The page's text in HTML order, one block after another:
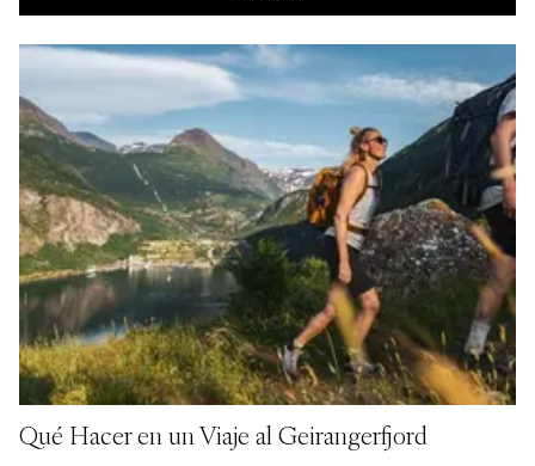
Qué Hacer en un Viaje al Geirangerfjord